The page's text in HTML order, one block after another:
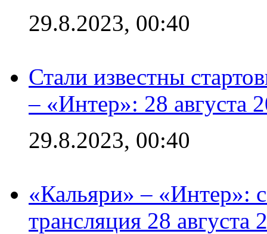
29.8.2023, 00:40
Стали известны
– «Интер»: 28 августа
29.8.2023, 00:40
«Кальяри» – «Интер»:
трансляция 28 августа